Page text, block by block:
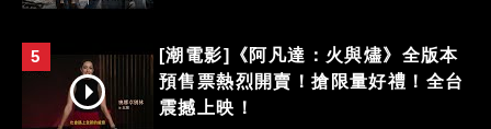
5
[潮電影]《阿凡達：火與燼》全版本
預售票熱烈開賣！搶限量好禮！全台
震撼上映！